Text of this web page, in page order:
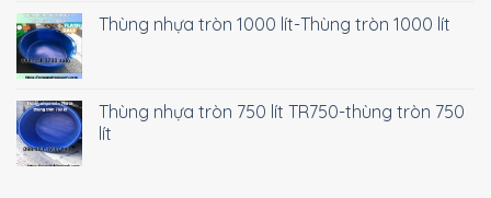
Thùng nhựa tròn 1000 lít-Thùng tròn 1000 lít
Thùng nhựa tròn 750 lít TR750-thùng tròn 750
lít